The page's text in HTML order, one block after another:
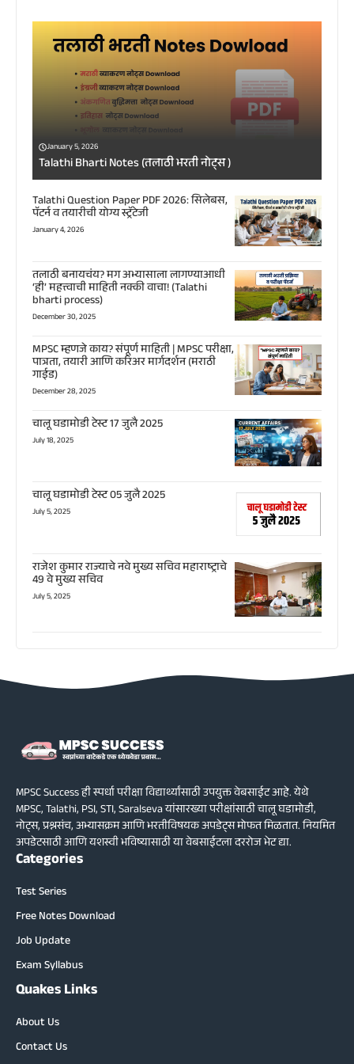
January 5, 2026
Talathi Bharti Notes (तलाठी भरती नोट्स )
Talathi Question Paper PDF 2026: सिलेबस,
पॅटर्न व तयारीची योग्य स्ट्रॅटेजी
January 4, 2026
तलाठी बनायचंय? मग अभ्यासाला लागण्याआधी
‘ही’ महत्त्वाची माहिती नक्की वाचा! (Talathi
bharti process)
December 30, 2025
MPSC म्हणजे काय? संपूर्ण माहिती | MPSC परीक्षा,
पात्रता, तयारी आणि करिअर मार्गदर्शन (मराठी
गाईड)
December 28, 2025
चालू घडामोडी टेस्ट 17 जुलै 2025
July 18, 2025
चालू घडामोडी टेस्ट 05 जुलै 2025
July 5, 2025
राजेश कुमार राज्याचे नवे मुख्य सचिव महाराष्ट्राचे
49 वे मुख्य सचिव
July 5, 2025
MPSC Success ही स्पर्धा परीक्षा विद्यार्थ्यांसाठी उपयुक्त वेबसाईट आहे. येथे
MPSC, Talathi, PSI, STI, Saralseva यांसारख्या परीक्षांसाठी चालू घडामोडी,
नोट्स, प्रश्नसंच, अभ्यासक्रम आणि भरतीविषयक अपडेट्स मोफत मिळतात. नियमित
अपडेटसाठी आणि यशस्वी भविष्यासाठी या वेबसाईटला दररोज भेट द्या.
Categories
Test Series
Free Notes Download
Job Update
Exam Syllabus
Quakes Links
About Us
Contact Us